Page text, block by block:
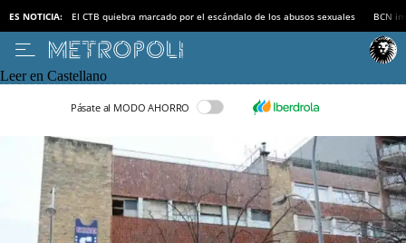
ES NOTICIA: El CTB quiebra marcado por el escándalo de los abusos sexuales BCN
Leer en Castellano
Pásate al MODO AHORRO